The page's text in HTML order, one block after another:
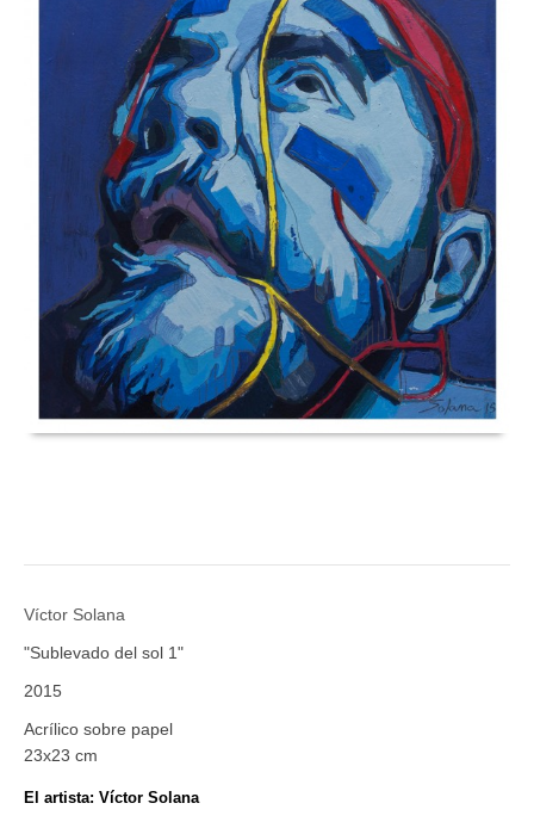
Víctor Solana
"Sublevado del sol 1"
2015
Acrílico sobre papel
23x23 cm
El artista: Víctor Solana